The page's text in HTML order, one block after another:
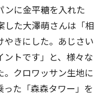
に金平糖を入れた
した大澤萌さんは「相
やきにした。あじさい
ントです」と、様々な
。クロワッサン生地に
った「森森タワー」を